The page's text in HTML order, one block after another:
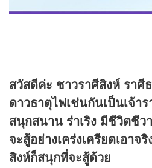
สวัสดีค่ะ ชาวราศีสิงห์ รา
ดาวธาตุไฟเช่นกันเป็นเจ้า
สนุกสนาน ร่าเริง มีชีวิตชีว
จะสู้อย่างเคร่งเครียดเอาจ
สิงห์ก็สนุกที่จะสู้ด้วย